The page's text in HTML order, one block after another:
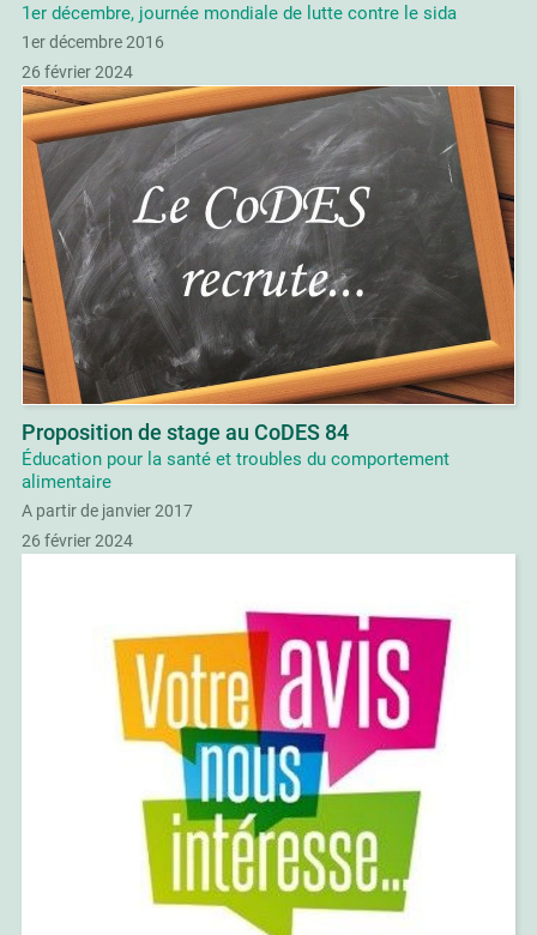
1er décembre, journée mondiale de lutte contre le sida
1er décembre 2016
26 février 2024
Proposition de stage au CoDES 84
Éducation pour la santé et troubles du comportement
alimentaire
A partir de janvier 2017
26 février 2024